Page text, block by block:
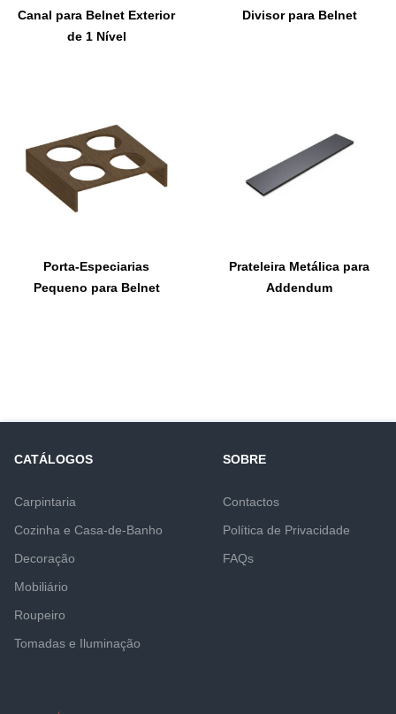
Canal para Belnet Exterior
de 1 Nível
Divisor para Belnet
Porta-Especiarias
Pequeno para Belnet
Prateleira Metálica para
Addendum
CATÁLOGOS
Carpintaria
Cozinha e Casa-de-Banho
Decoração
Mobiliário
Roupeiro
Tomadas e Iluminação
SOBRE
Contactos
Política de Privacidade
FAQs